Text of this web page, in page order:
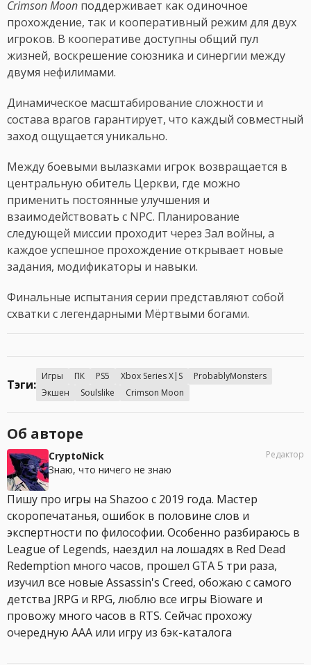
Crimson Moon поддерживает как одиночное
прохождение, так и кооперативный режим для двух
игроков. В кооперативе доступны общий пул
жизней, воскрешение союзника и синергии между
двумя нефилимами.
Динамическое масштабирование сложности и
состава врагов гарантирует, что каждый совместный
заход ощущается уникально.
Между боевыми вылазками игрок возвращается в
центральную обитель Церкви, где можно
применить постоянные улучшения и
взаимодействовать с NPC. Планирование
следующей миссии проходит через Зал войны, а
каждое успешное прохождение открывает новые
задания, модификаторы и навыки.
Финальные испытания серии представляют собой
схватки с легендарными Мёртвыми богами.
Тэги:
Игры ПК PS5 Xbox Series X|S
ProbablyMonsters
Экшен
Soulslike Crimson Moon
Об авторе
CryptoNick
Знаю, что ничего не знаю
Редактор
Пишу про игры на Shazoo с 2019 года. Мастер
скоропечатанья, ошибок в половине слов и
экспертности по философии. Особенно разбираюсь в
League of Legends, наездил на лошадях в Red Dead
Redemption много часов, прошел GTA 5 три раза,
изучил все новые Assassin's Creed, обожаю с самого
детства JRPG и RPG, люблю все игры Bioware и
провожу много часов в RTS. Сейчас прохожу
очередную AAA или игру из бэк-каталога